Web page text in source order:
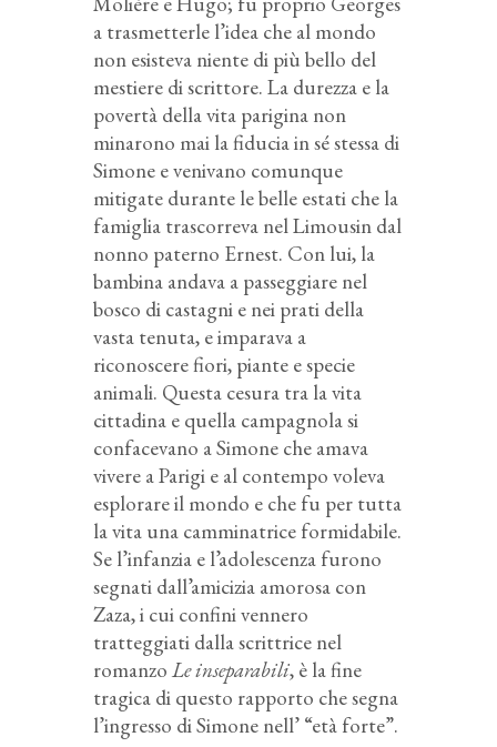
a trasmetterle l’idea che al mondo
non esisteva niente di più bello del
mestiere di scrittore. La durezza e la
povertà della vita parigina non
minarono mai la fiducia in sé stessa di
Simone e venivano comunque
mitigate durante le belle estati che la
famiglia trascorreva nel Limousin dal
nonno paterno Ernest. Con lui, la
bambina andava a passeggiare nel
bosco di castagni e nei prati della
vasta tenuta, e imparava a
riconoscere fiori, piante e specie
animali. Questa cesura tra la vita
cittadina e quella campagnola si
confacevano a Simone che amava
vivere a Parigi e al contempo voleva
esplorare il mondo e che fu per tutta
la vita una camminatrice formidabile.
Se l’infanzia e l’adolescenza furono
segnati dall’amicizia amorosa con
Zaza, i cui confini vennero
tratteggiati dalla scrittrice nel
romanzo Le inseparabili, è la fine
tragica di questo rapporto che segna
l’ingresso di Simone nell’ “età forte”.